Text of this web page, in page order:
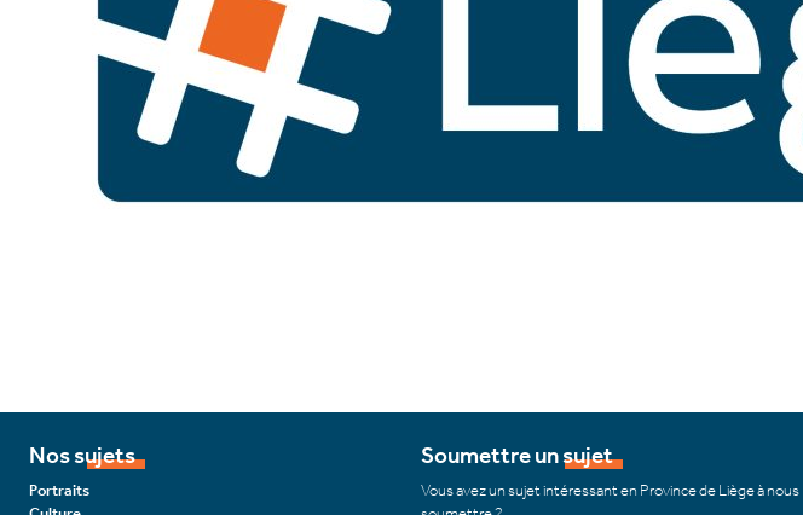
Nos sujets
Portraits
Soumettre un sujet
Vous avez un sujet intéressant en Province de Liège à nous